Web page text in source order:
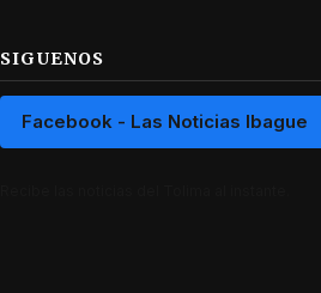
SIGUENOS
Facebook - Las Noticias Ibague